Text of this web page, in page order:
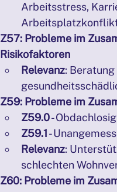
Arbeitsstress,
Z57: Probleme im
Risikofaktoren
Relevanz:
Z59: Probleme im
Z59.0 -
Z59.1 -
Relevanz:
schlechten
Z60: Probleme im